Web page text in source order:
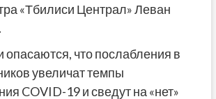
«Тбилиси Централ» Леван
что послабления в
увеличат темпы
COVID-19 и сведут на «нет»